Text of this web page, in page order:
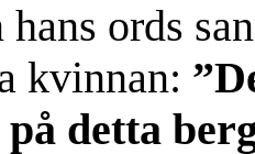
ords
kvinnan:
detta